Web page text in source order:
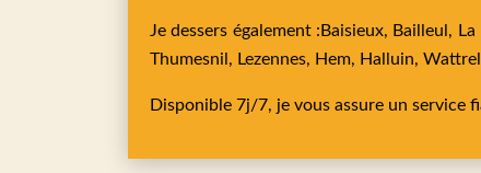
Je dessers également : Baisieux, Bailleul, La
Thumesnil, Lezennes, Hem, Halluin,
Disponible 7j/7, je vous assure un service